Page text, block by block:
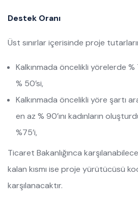
Destek Oranı
Üst sınırlar içerisinde proje
Kalkınmada öncelikli yörelerde
% 50’si,
Kalkınmada öncelikli yöre şartı
en az % 90’ını kadınların
%75’i,
Ticaret Bakanlığınca
kalan kısmı ise proje yürütücüsü
karşılanacaktır.